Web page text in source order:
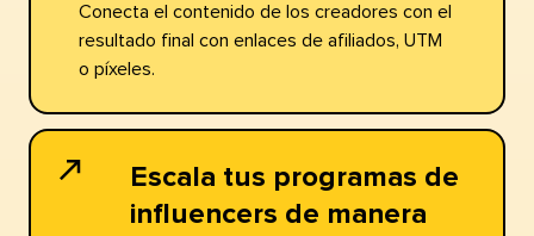
Conecta el contenido de los creadores con el
resultado final con enlaces de afiliados, UTM
o píxeles.​​
Escala tus programas de
influencers de manera